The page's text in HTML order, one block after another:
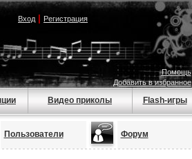
Вход| Регистрация
Помощь
Добавить в избранное
Видео приколы Flash-игры
Пользователи Форум